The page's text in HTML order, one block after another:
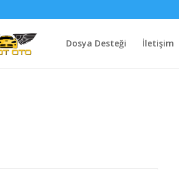
Dosya Desteği İletişim